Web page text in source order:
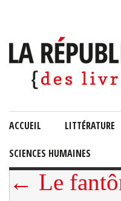
ACCUEIL LITTÉRATURE
SCIENCES HUMAINES
← Le